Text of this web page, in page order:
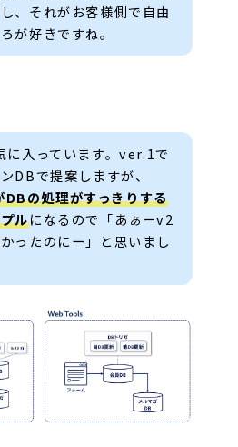
、それがお客様側で自由
が好きですね。
に入っています。ver.1で
DBで提案しますが、
の処理がすっきりする
ルになるので「あぁーv2
ったのにー」と思いまし